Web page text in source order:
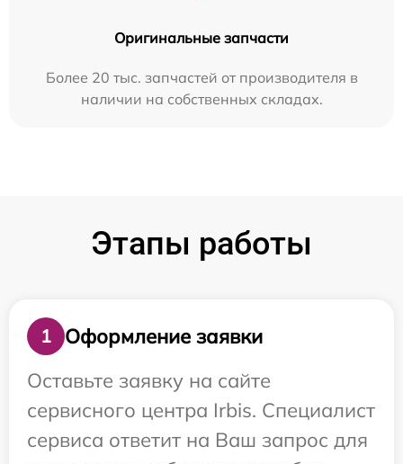
Оригинальные запчасти
Более 20 тыс. запчастей от производителя в
наличии на собственных складах.
Этапы работы
1
Оформление заявки
Оставьте заявку на сайте
сервисного центра Irbis. Специалист
сервиса ответит на Ваш запрос для